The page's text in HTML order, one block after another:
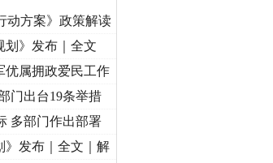
动方案》政策解读
划》发布｜全文
优属拥政爱民工作
门出台19条举措
多部门作出部署
》发布｜全文｜解